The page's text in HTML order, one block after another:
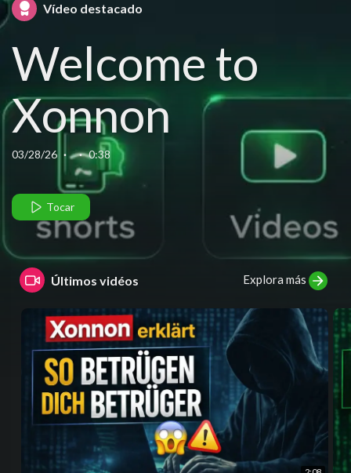
Vídeo destacado
Welcome to
Xonnon
(English)
03/28/26 · · 0:38
Tocar
Últimos vidéos Explora más